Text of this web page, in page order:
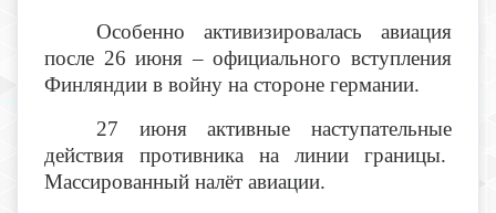
Особенно активизировалась авиация
после 26 июня – официального вступления
Финляндии в войну на стороне германии.
27 июня активные наступательные
действия противника на линии границы.
Массированный налёт авиации.